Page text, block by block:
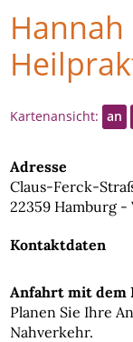
Hannah
Kartenansicht: an
Adresse
Claus-Ferck-
22359 Hamburg -
Kontaktdaten
Anfahrt mit dem
Planen Sie Ihre
Nahverkehr.